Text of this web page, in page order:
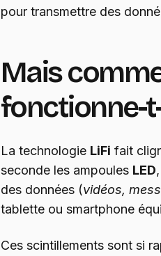
pour transmettre des
Mais
fonctionne-
La technologie LiFi fait
seconde les ampoules LED
des données (vidéos,
tablette ou smartphone
Ces scintillements sont si